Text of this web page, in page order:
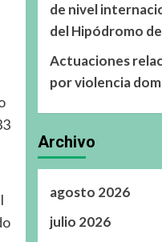
de nivel
del Hipódromo
Actuaciones
por violencia
Archivo
agosto 2026
julio 2026